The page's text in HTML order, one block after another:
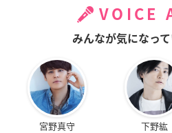
VOICE
みんなが気になっ
宮野真守 下野紘